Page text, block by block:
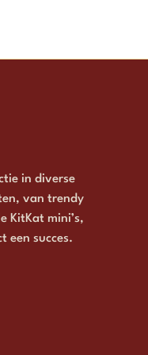
in diverse
van trendy
KitKat mini’s,
een succes.